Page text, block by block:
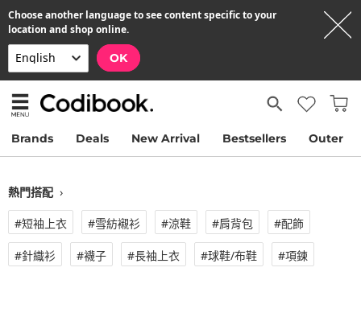
Choose another language to see content specific to your
location and shop online.
OK
Brands Deals New Arrival Bestsellers Outer
熱門搭配 ›
#短袖上衣 #雪紡襯衫 #涼鞋 #肩背包 #配飾
#針織衫 #襪子 #長袖上衣 #球鞋/布鞋 #項鍊